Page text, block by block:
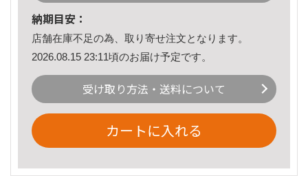
納期目安：
店舗在庫不足の為、取り寄せ注文となります。
2026.08.15 23:11頃のお届け予定です。
受け取り方法・送料について
カートに入れる